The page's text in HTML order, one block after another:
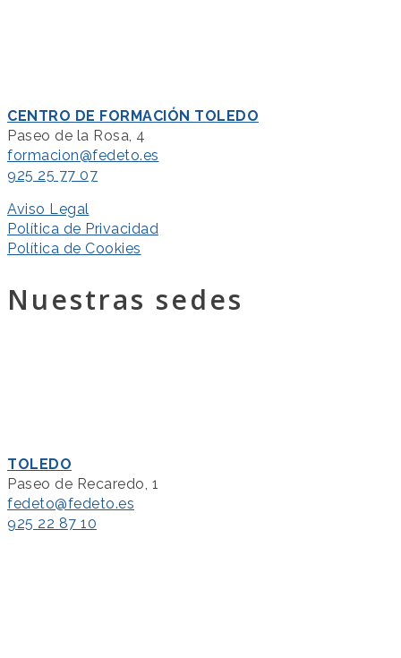
CENTRO DE FORMACIÓN TOLEDO
Paseo de la Rosa, 4
formacion@fedeto.es
925 25 77 07
Aviso Legal
Política de Privacidad
Política de Cookies
Nuestras sedes
TOLEDO
Paseo de Recaredo, 1
fedeto@fedeto.es
925 22 87 10